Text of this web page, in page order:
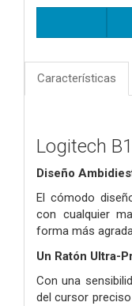
Características
Logitech
Diseño
El cómodo
con cualquier
forma más
Un Ratón Ultra-
Con una
del cursor